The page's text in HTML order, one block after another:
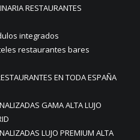
RESTAURANTES
integrados
restaurantes bares
EN TODA ESPAÑA
GAMA ALTA LUJO
LUJO PREMIUM ALTA